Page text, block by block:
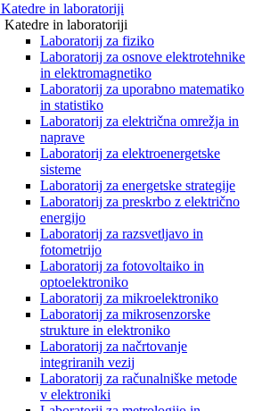
Katedre in laboratoriji
Katedre in laboratoriji
Laboratorij za fiziko
Laboratorij za osnove elektrotehnike
in elektromagnetiko
Laboratorij za uporabno matematiko
in statistiko
Laboratorij za električna omrežja in
naprave
Laboratorij za elektroenergetske
sisteme
Laboratorij za energetske strategije
Laboratorij za preskrbo z električno
energijo
Laboratorij za razsvetljavo in
fotometrijo
Laboratorij za fotovoltaiko in
optoelektroniko
Laboratorij za mikroelektroniko
Laboratorij za mikrosenzorske
strukture in elektroniko
Laboratorij za načrtovanje
integriranih vezij
Laboratorij za računalniške metode
v elektroniki